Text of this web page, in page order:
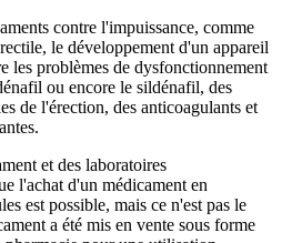
contre l'impuissance, comme
le développement d'un appareil
les problèmes de dysfonctionnement
ou encore le sildénafil, des
de l'érection, des anticoagulants et
et des laboratoires
l'achat d'un médicament en
est possible, mais ce n'est pas le
a été mis en vente sous forme